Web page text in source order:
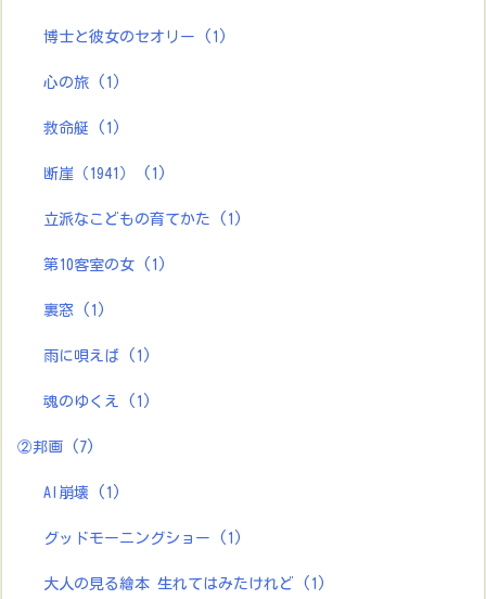
博士と彼女のセオリー (1)
心の旅 (1)
救命艇 (1)
断崖（1941） (1)
立派なこどもの育てかた (1)
第10客室の女 (1)
裏窓 (1)
雨に唄えば (1)
魂のゆくえ (1)
②邦画 (7)
AI崩壊 (1)
グッドモーニングショー (1)
大人の見る繪本 生れてはみたけれど (1)